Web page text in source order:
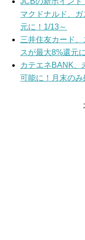
マクドナルド、
元に！1/13～
三井住友カード
スが最大8%還元
カテエネBANK、
可能に！月末の